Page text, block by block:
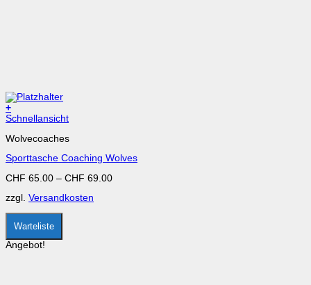
+
Dieses
weist
Varianten
Die
können
auf
der
Produktseite
gewählt
werden
Schnellansicht
Wolvecoaches
Sporttasche Coaching Wolves
CHF 65.00 – CHF 69.00
zzgl. Versandkosten
Warteliste
Angebot!